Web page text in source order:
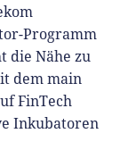
Programm
die Nähe zu
dem main
FinTech
Inkubatoren